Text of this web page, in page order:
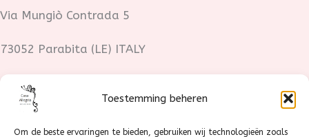
Toestemming beheren
Om de beste ervaringen te bieden, gebruiken wij technologieën zoals
Via Mungiò Contrada 5
73052 Parabita (LE) ITALY